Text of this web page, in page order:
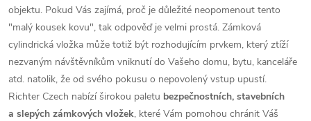
objektu. Pokud Vás zajímá, proč je důležité neopomenout tento
"malý kousek kovu", tak odpověď je velmi prostá. Zámková
cylindrická vložka může totiž být rozhodujícím prvkem, který ztíží
nezvaným návštěvníkům vniknutí do Vašeho domu, bytu, kanceláře
atd. natolik, že od svého pokusu o nepovolený vstup upustí.
Richter Czech nabízí širokou paletu bezpečnostních, stavebních
a slepých zámkových vložek, které Vám pomohou chránit Váš